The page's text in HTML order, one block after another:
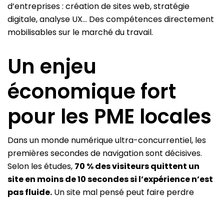
d’entreprises : création de sites web, stratégie
digitale, analyse UX… Des compétences directement
mobilisables sur le marché du travail.
Un enjeu
économique fort
pour les PME locales
Dans un monde numérique ultra-concurrentiel, les
premières secondes de navigation sont décisives.
Selon les études, 70 % des visiteurs quittent un
site en moins de 10 secondes si l’expérience n’est
pas fluide. Un site mal pensé peut faire perdre